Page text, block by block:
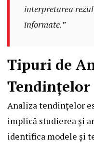
interpretarea
informate.”
Tipuri de
Tendințelor
Analiza tendințelor
implică studierea și
identifica modele și